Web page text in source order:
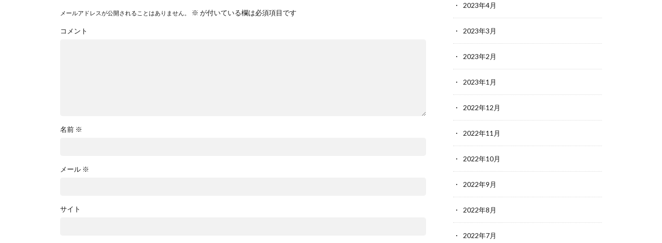
メールアドレスが公開されることはありません。 ※ が付いている欄は必須項目です
コメント
名前 ※
メール ※
サイト
2023年4月
2023年3月
2023年2月
2023年1月
2022年12月
2022年11月
2022年10月
2022年9月
2022年8月
2022年7月